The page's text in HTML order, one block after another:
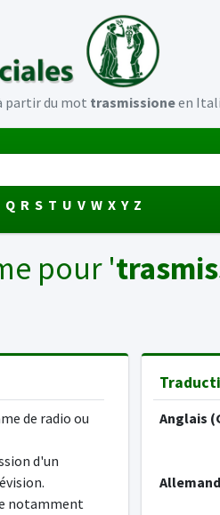
partir du mot trasmissioneen
Q R S T U V W X Y Z
pour '
de radio ou
d'un
notamment
Anglais
Allemand